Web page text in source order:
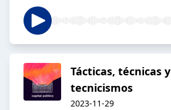
Tácticas, técnicas y
tecnicismos
2023-11-29